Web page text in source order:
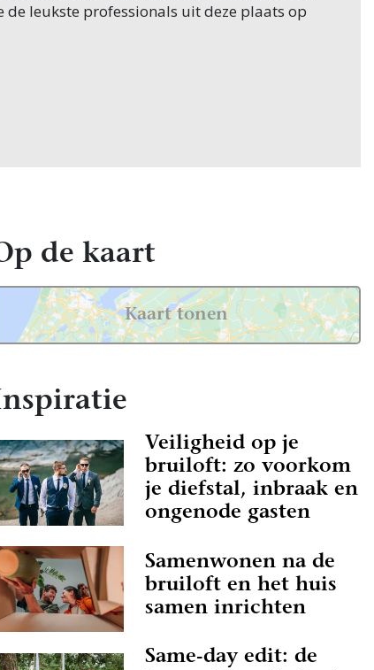
de leukste professionals uit deze plaats op
de kaart
Kaart tonen
Veiligheid op je
bruiloft: zo voorkom
je diefstal, inbraak en
ongenode gasten
Samenwonen na de
bruiloft en het huis
samen inrichten
Same-day edit: de